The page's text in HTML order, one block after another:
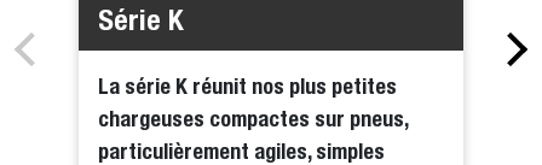
Série K
La série K réunit nos plus petites
chargeuses compactes sur pneus,
particulièrement agiles, simples